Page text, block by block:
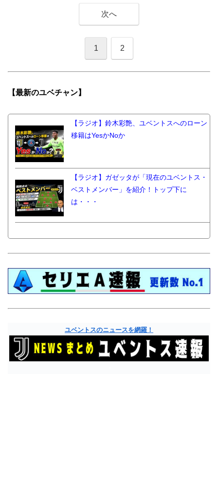
次へ
1 2
【最新のユベチャン】
【ラジオ】鈴木彩艶、ユベントスへのローン
移籍はYesかNoか
【ラジオ】ガゼッタが「現在のユベントス・
ベストメンバー」を紹介！トップ下に
は・・・
ユベントスのニュースを網羅！